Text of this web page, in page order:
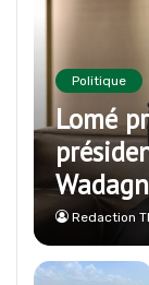
Politique
Lomé
Redaction